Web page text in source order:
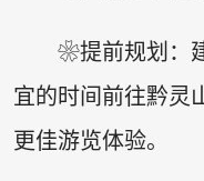
❀提前规划：
宜的时间前往黔灵
更佳游览体验。